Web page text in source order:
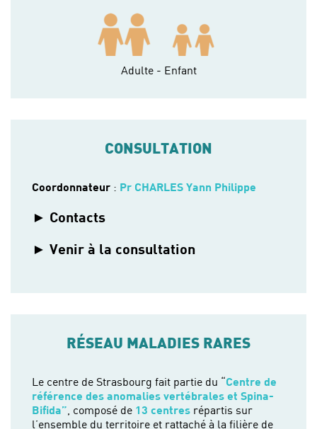
Adulte - Enfant
CONSULTATION
Coordonnateur : Pr CHARLES Yann Philippe
Contacts
Venir à la consultation
RÉSEAU MALADIES RARES
Le centre de Strasbourg fait partie du “Centre de
référence des anomalies vertébrales et Spina-
Bifida” , composé de 13 centres répartis sur
l’ensemble du territoire et rattaché à la filière de